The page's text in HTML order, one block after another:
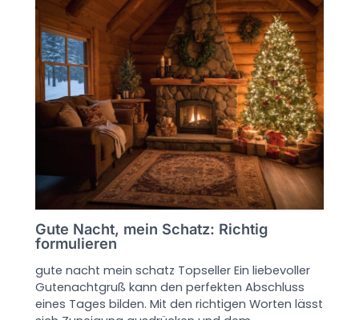
Gute Nacht, mein Schatz: Richtig
formulieren
gute nacht mein schatz Topseller Ein liebevoller
Gutenachtgruß kann den perfekten Abschluss
eines Tages bilden. Mit den richtigen Worten lässt